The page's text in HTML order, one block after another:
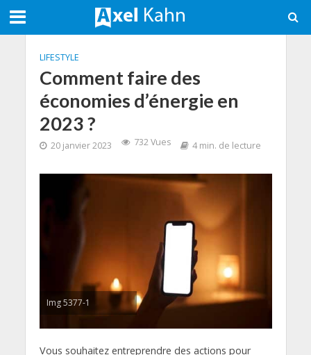
LIFESTYLE
Comment faire des
économies d’énergie en
2023 ?
20 janvier 2023 732 Vues 4 min. de lecture
Img 5377-1
Vous souhaitez entreprendre des actions pour